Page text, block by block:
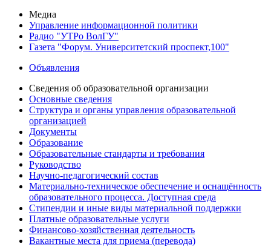
Медиа
Управление информационной политики
Радио "УТРо ВолГУ"
Газета "Форум. Университетский проспект,100"
Объявления
Сведения об образовательной организации
Основные сведения
Структура и органы управления образовательной
организацией
Документы
Образование
Образовательные стандарты и требования
Руководство
Научно-педагогический состав
Материально-техническое обеспечение и оснащённость
образовательного процесса. Доступная среда
Стипендии и иные виды материальной поддержки
Платные образовательные услуги
Финансово-хозяйственная деятельность
Вакантные места для приема (перевода)